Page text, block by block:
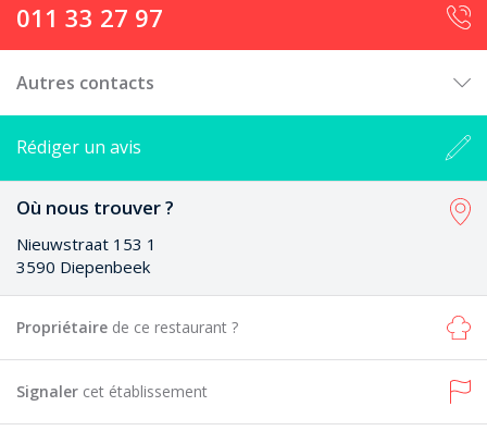
011 33 27 97
Autres contacts
Rédiger un avis
Où nous trouver ?
Nieuwstraat 153 1
3590 Diepenbeek
Propriétaire de ce restaurant ?
Signaler cet établissement